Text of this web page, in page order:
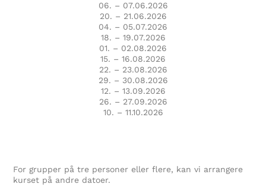
06. – 07.06.2026
20. – 21.06.2026
04. – 05.07.2026
18. – 19.07.2026
01. – 02.08.2026
15. – 16.08.2026
22. – 23.08.2026
29. – 30.08.2026
12. – 13.09.2026
26. – 27.09.2026
10. – 11.10.2026
For grupper på tre personer eller flere, kan vi arrangere
kurset på andre datoer.